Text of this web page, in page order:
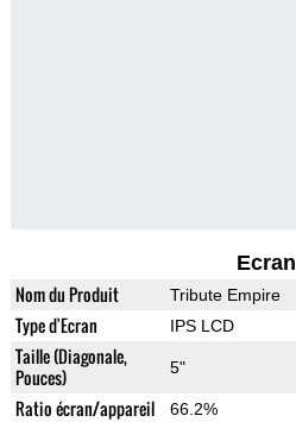
Ecran
Nom du Produit Tribute Empire
Type d'Ecran IPS LCD
Taille (Diagonale,
Pouces)
5"
Ratio écran/appareil 66.2%